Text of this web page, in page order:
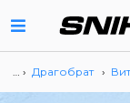
… › Драгобрат ›